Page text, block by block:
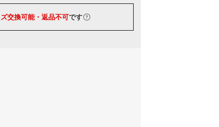
交換可能・返品不可です